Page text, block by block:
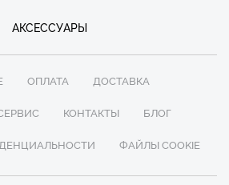
АКСЕССУАРЫ
ОПЛАТА ДОСТАВКА
КОНТАКТЫ БЛОГ
ФАЙЛЫ COOKIE